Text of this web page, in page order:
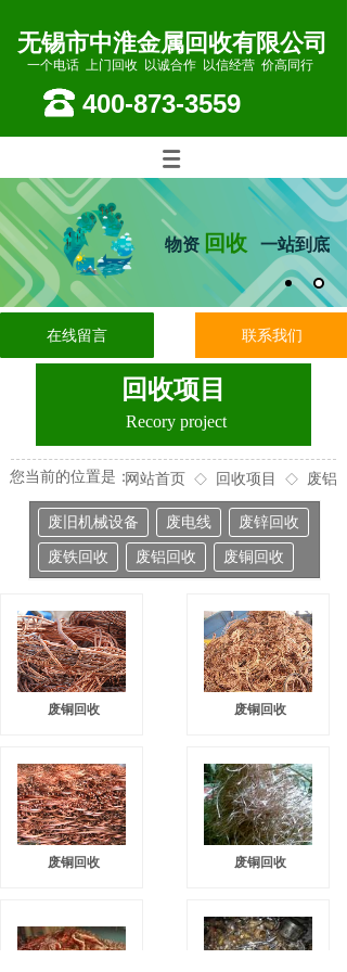
400-873-3559
无锡市中淮金属回收有限公司
一个电话 上门回收 以诚合作 以信经营 价高同行
物资 回收 一站到底
在线留言 联系我们
回收项目
Recory project
您当前的位置是：网站首页 ◇ 回收项目 ◇ 废铝
废旧机械设备 废电线
废锌回收
废铁回收
废铝回收 废铜回收
废铜回收 废铜回收
废铜回收 废铜回收